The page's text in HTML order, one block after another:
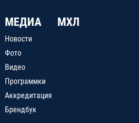
МЕДИА
Новости
Фото
Видео
Программки
Аккредитация
Брендбук
МХЛ